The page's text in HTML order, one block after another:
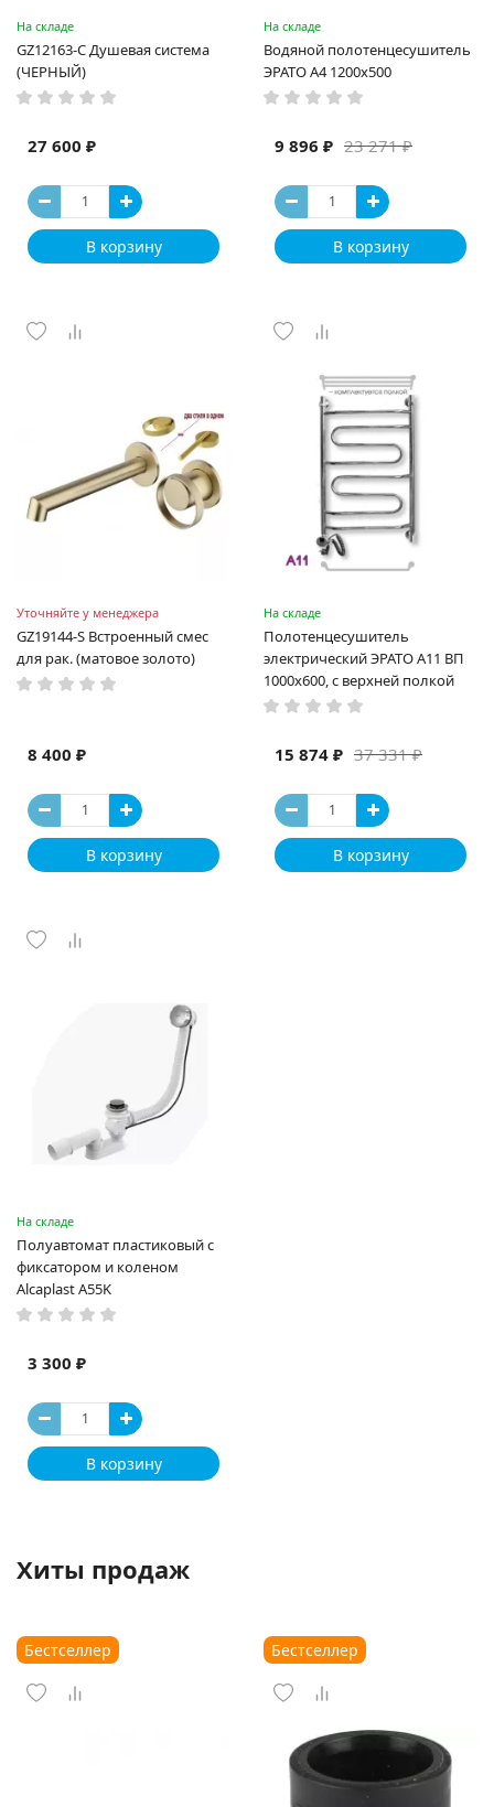
На складе
GZ12163-C Душевая система
(ЧЕРНЫЙ)
27 600 ₽
В корзину
На складе
Водяной полотенцесушитель
ЭРАТО А4 1200x500
23 271 ₽
9 896 ₽
В корзину
Уточняйте у менеджера
GZ19144-S Встроенный смес
для рак. (матовое золото)
8 400 ₽
В корзину
На складе
Полотенцесушитель
электрический ЭРАТО А11 ВП
1000x600, с верхней полкой
37 331 ₽
15 874 ₽
В корзину
На складе
Полуавтомат пластиковый с
фиксатором и коленом
Alcaplast A55K
3 300 ₽
В корзину
Хиты продаж
Бестселлер Бестселлер